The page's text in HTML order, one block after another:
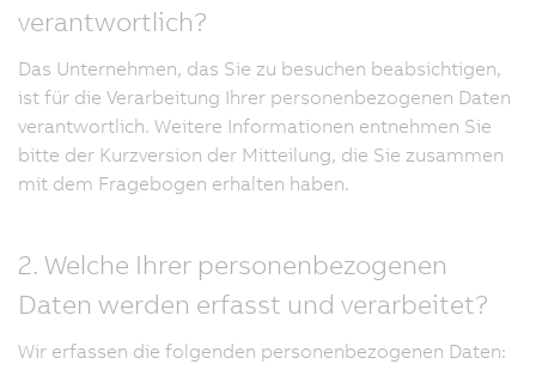
verantwortlich?
Das Unternehmen, das Sie zu besuchen beabsichtigen,
ist für die Verarbeitung Ihrer personenbezogenen Daten
verantwortlich. Weitere Informationen entnehmen Sie
bitte der Kurzversion der Mitteilung, die Sie zusammen
mit dem Fragebogen erhalten haben.
2. Welche Ihrer personenbezogenen
Daten werden erfasst und verarbeitet?
Wir erfassen die folgenden personenbezogenen Daten: